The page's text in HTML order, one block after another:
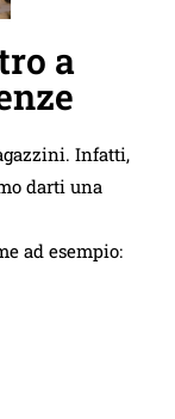
a
Infatti,
darti una
ad esempio: